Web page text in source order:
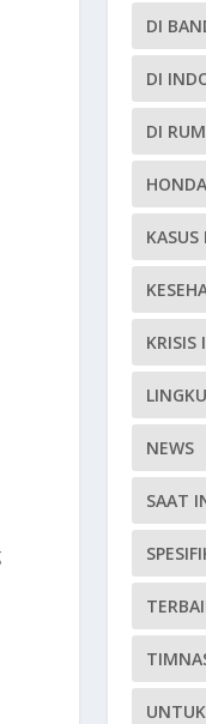
DI
DI
DI
KRISIS
NEWS
SAAT